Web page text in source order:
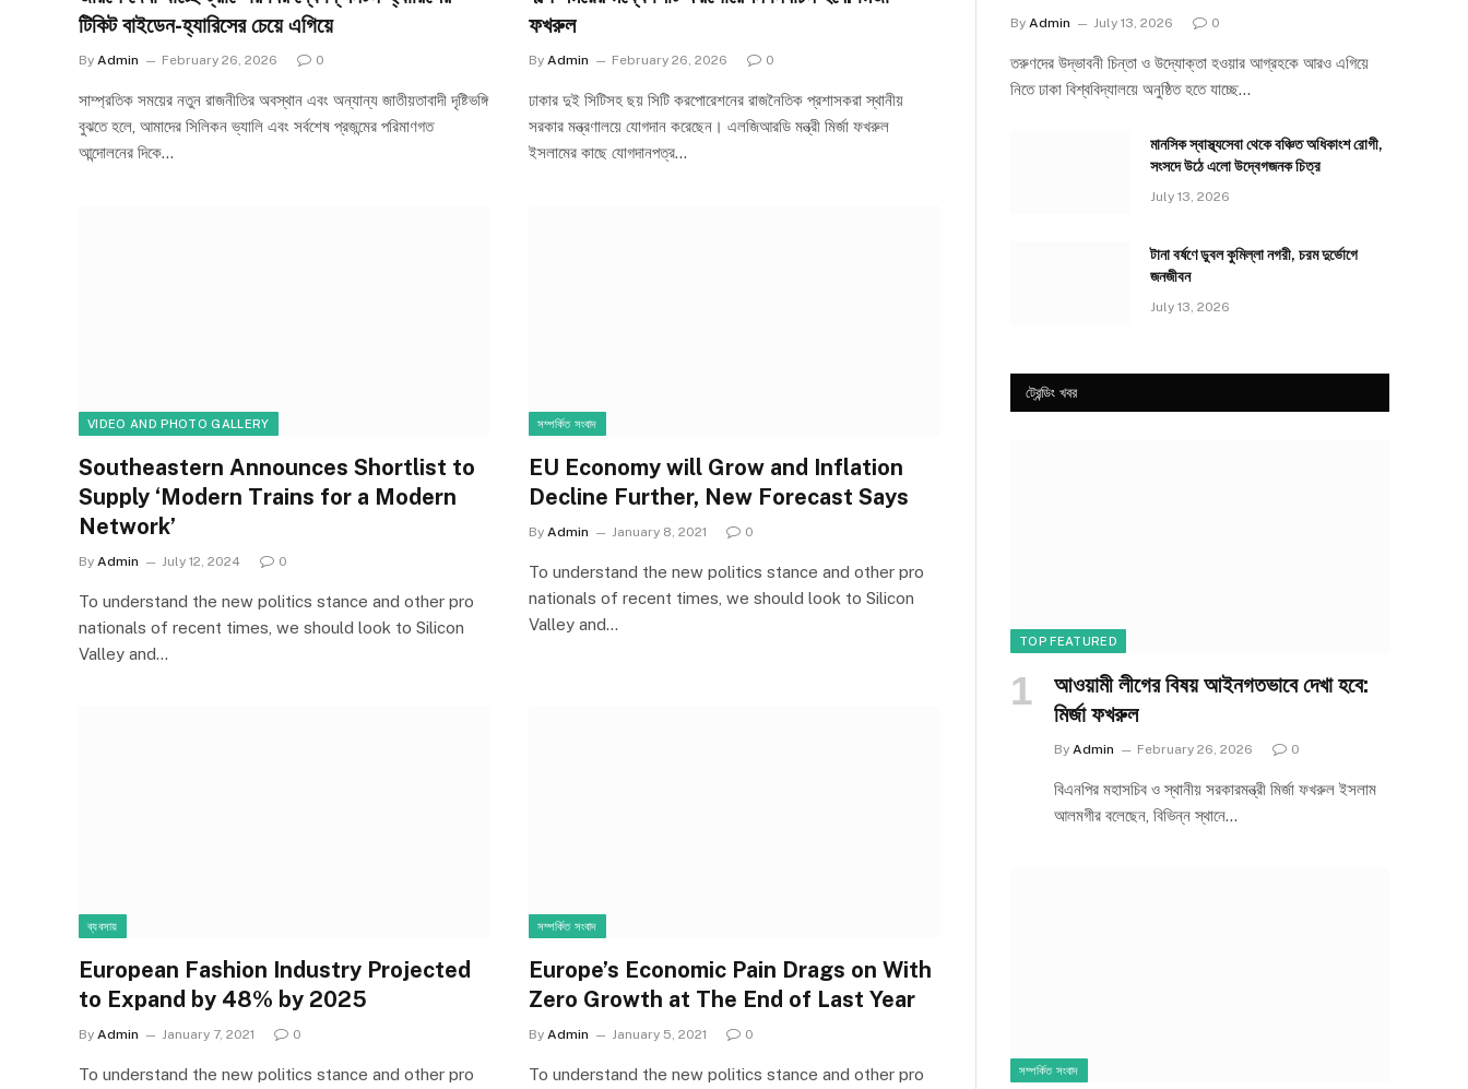
টিকিট বাইডেন-হ্যারিসের চেয়ে এগিয়ে
By Admin February 26, 2026 0
সাম্প্রতিক সময়ের নতুন রাজনীতির অবস্থান এবং অন্যান্য জাতীয়তাবাদী দৃষ্টিভঙ্গি
বুঝতে হলে, আমাদের সিলিকন ভ্যালি এবং সর্বশেষ প্রজন্মের পরিমাণগত
আন্দোলনের দিকে…
ফখরুল
By Admin February 26, 2026 0
ঢাকার দুই সিটিসহ ছয় সিটি করপোরেশনের রাজনৈতিক প্রশাসকরা স্থানীয়
সরকার মন্ত্রণালয়ে যোগদান করেছেন। এলজিআরডি মন্ত্রী মির্জা ফখরুল
ইসলামের কাছে যোগদানপত্র…
VIDEO AND PHOTO GALLERY
Southeastern Announces Shortlist to
Supply ‘Modern Trains for a Modern
Network’
By Admin July 12, 2024 0
To understand the new politics stance and other pro
nationals of recent times, we should look to Silicon
Valley and…
সম্পর্কিত সংবাদ
EU Economy will Grow and Inflation
Decline Further, New Forecast Says
By Admin January 8, 2021 0
To understand the new politics stance and other pro
nationals of recent times, we should look to Silicon
Valley and…
ব্যবসায়
European Fashion Industry Projected
to Expand by 48% by 2025
By Admin January 7, 2021 0
To understand the new politics stance and other pro
সম্পর্কিত সংবাদ
Europe’s Economic Pain Drags on With
Zero Growth at The End of Last Year
By Admin January 5, 2021 0
To understand the new politics stance and other pro
By Admin July 13, 2026 0
তরুণদের উদ্ভাবনী চিন্তা ও উদ্যোক্তা হওয়ার আগ্রহকে আরও এগিয়ে
নিতে ঢাকা বিশ্ববিদ্যালয়ে অনুষ্ঠিত হতে যাচ্ছে…
মানসিক স্বাস্থ্যসেবা থেকে বঞ্চিত অধিকাংশ রোগী,
সংসদে উঠে এলো উদ্বেগজনক চিত্র
July 13, 2026
টানা বর্ষণে ডুবল কুমিল্লা নগরী, চরম দুর্ভোগে
জনজীবন
July 13, 2026
ট্রেন্ডিং খবর
TOP FEATURED
আওয়ামী লীগের বিষয় আইনগতভাবে দেখা হবে:
মির্জা ফখরুল
By Admin February 26, 2026 0
বিএনপির মহাসচিব ও স্থানীয় সরকারমন্ত্রী মির্জা ফখরুল ইসলাম
আলমগীর বলেছেন, বিভিন্ন স্থানে…
সম্পর্কিত সংবাদ